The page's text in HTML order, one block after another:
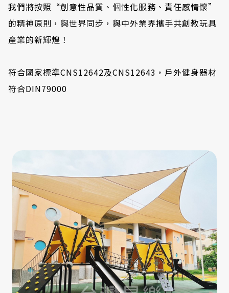
我們將按照“創意性品質、個性化服務、責任感情懷”
的精神原則，與世界同步，與中外業界攜手共創教玩具
產業的新輝煌！
符合國家標準CNS12642及CNS12643，戶外健身器材
符合DIN79000